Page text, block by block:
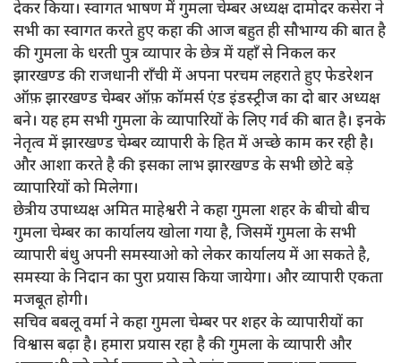
देकर किया। स्वागत भाषण में गुमला चेम्बर अध्यक्ष दामोदर कसेरा ने
सभी का स्वागत करते हुए कहा की आज बहुत ही सौभाग्य की बात है
की गुमला के धरती पुत्र व्यापार के छेत्र में यहाँ से निकल कर
झारखण्ड की राजधानी राँची में अपना परचम लहराते हुए फेडरेशन
ऑफ़ झारखण्ड चेम्बर ऑफ़ कॉमर्स एंड इंडस्ट्रीज का दो बार अध्यक्ष
बने। यह हम सभी गुमला के व्यापारियों के लिए गर्व की बात है। इनके
नेतृत्व में झारखण्ड चेम्बर व्यापारी के हित में अच्छे काम कर रही है।
और आशा करते है की इसका लाभ झारखण्ड के सभी छोटे बड़े
व्यापारियों को मिलेगा।
छेत्रीय उपाध्यक्ष अमित माहेश्वरी ने कहा गुमला शहर के बीचो बीच
गुमला चेम्बर का कार्यालय खोला गया है, जिसमें गुमला के सभी
व्यापारी बंधु अपनी समस्याओ को लेकर कार्यालय में आ सकते है,
समस्या के निदान का पुरा प्रयास किया जायेगा। और व्यापारी एकता
मजबूत होगी।
सचिव बबलू वर्मा ने कहा गुमला चेम्बर पर शहर के व्यापारीयों का
विश्वास बढ़ा है। हमारा प्रयास रहा है की गुमला के व्यापारी और